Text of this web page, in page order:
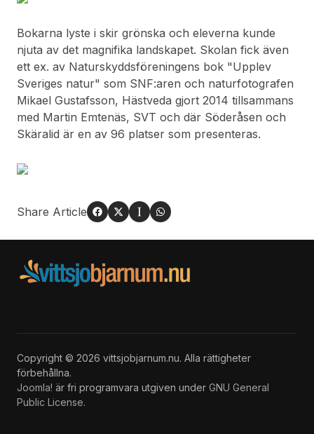
Bokarna lyste i skir grönska och eleverna kunde
njuta av det magnifika landskapet. Skolan fick även
ett ex. av Naturskyddsföreningens bok "Upplev
Sveriges natur" som SNF:aren och naturfotografen
Mikael Gustafsson, Hästveda gjort 2014 tillsammans
med Martin Emtenäs, SVT och där Söderåsen och
Skäralid är en av 96 platser som presenteras.
Share Article
Copyright © 2026 vittsjobjarnum.nu. Alla rättigheter
förbehållna.
Joomla! är fri programvara utgiven under GNU General
Public License.